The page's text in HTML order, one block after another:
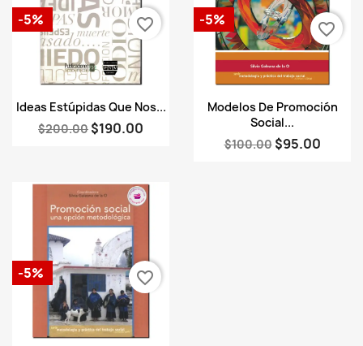
Vista rápida
Ideas Estúpidas Que Nos...
$200.00 $190.00
-5% favorite_border
Vista rápida
Modelos De Promoción
Social...
$100.00 $95.00
-5%
favorite_border
-5% favorite_border